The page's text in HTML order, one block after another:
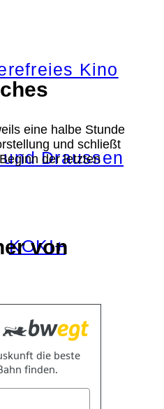
Kino
Draussen
KOKI+
Kontakt
eine halbe Stunde
und schließt
der letzten
von